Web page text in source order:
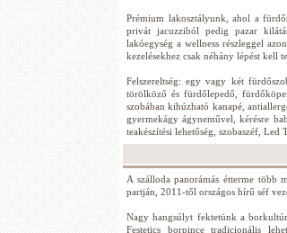
Prémium lakosztályunk, ahol a
privát jacuzziból pedig pazar
lakóegység a wellness részleggel
kezelésekhez csak néhány lépést kell
Felszereltség: egy vagy két
törölköző és fürdőlepedő,
szobában kihúzható kanapé,
gyermekágy ágyneművel, kérésre
teakészítési lehetőség, szobaszéf, Led
A szálloda panorámás étterme több
partján, 2011-től országos hírű séf
Nagy hangsúlyt fektetünk a
Festetics borpince tradicionális